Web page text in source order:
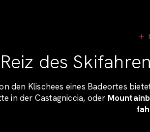
des
den Klischees eines Badeortes
in der Castagniccia, oder